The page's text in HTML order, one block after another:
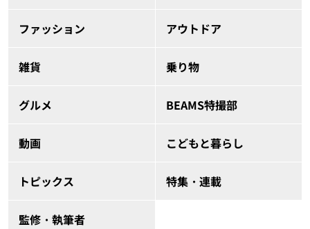
ファッション アウトドア
雑貨 乗り物
グルメ BEAMS特撮部
動画 こどもと暮らし
トピックス 特集・連載
監修・執筆者